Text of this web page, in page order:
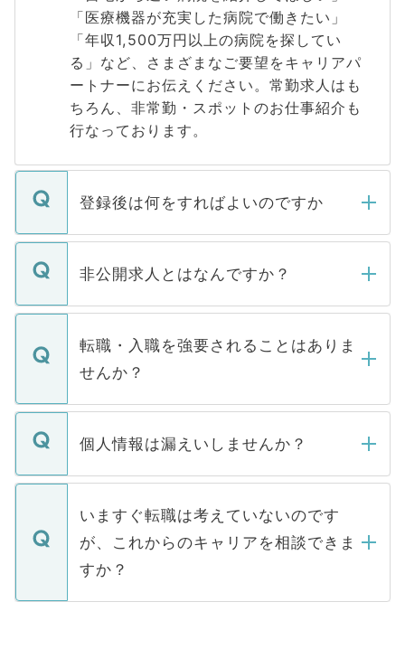
「医療機器が充実した病院で働きたい」
「年収1,500万円以上の病院を探してい
る」など、さまざまなご要望をキャリアパ
ートナーにお伝えください。常勤求人はも
ちろん、非常勤・スポットのお仕事紹介も
行なっております。
登録後は何をすればよいのですか
ご登録いただきましたら、弊社担当者がご
登録内容を確認し、その後メールもしくは
ます。通常、5営業日以内にはご連絡をせて
いただきますので、しばらくお待ちくださ
非公開求人とはなんですか？
マイナビDOCTORで取り扱っている求人の
うち約3割は、Webサイトからご覧いただ
けない「非公開求人」です。非公開求人は
下記の理由によって、一般には公開してい
ません。
■応募殺到を避けるため 人気のある医療機
関を公にしてしまうと、応募が殺到する場
に、医療機関が求める条件に合った人材の
みを人材紹介会社に依頼するケースが増え
ています。
転職・入職を強要されることはありま
せんか？
転職・入職を強要することは一切ありませ
ん。また、仮に応募先から内定をいただい
定を承諾する必要はありません。内定先へ
の辞退の連絡はキャリアパートナーが行い
個人情報は漏えいしませんか？
個人情報が漏えいすることはありませんの
で、ご安心ください。当サイトからの登録
などで収集したご登録者様の個人情報は、
ご本人のキャリアアップおよび転職活動の
支援を目的に使用いたします。お預かりし
ているすべての個人データはご本人の許可
いますぐ転職は考えていないのです
が、これからのキャリアを相談できま
すか？